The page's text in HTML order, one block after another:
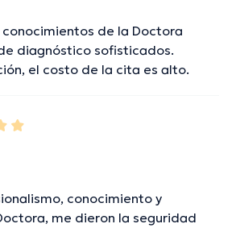
conocimientos de la Doctora
diagnóstico sofisticados.
el costo de la cita es alto.
conocimiento y
me dieron la seguridad